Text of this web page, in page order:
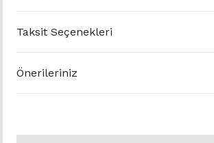
Taksit Seçenekleri
Önerileriniz